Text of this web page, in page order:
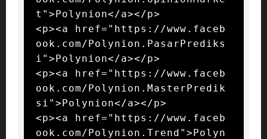
t">Polynion</a></p>
<p><a href="https://www.faceb
ook.com/Polynion.PasarPrediks
i">Polynion</a></p>
<p><a href="https://www.faceb
ook.com/Polynion.MasterPredik
si">Polynion</a></p>
<p><a href="https://www.faceb
ook.com/Polynion.Trend">Polyn